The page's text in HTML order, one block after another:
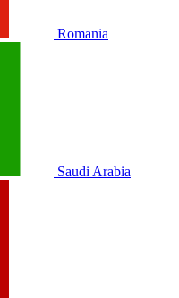
Romania
Saudi Arabia